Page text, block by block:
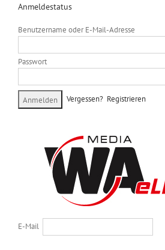
Anmeldestatus
Benutzername oder E-Mail-Adresse
Passwort
Vergessen? Registrieren
E-Mail